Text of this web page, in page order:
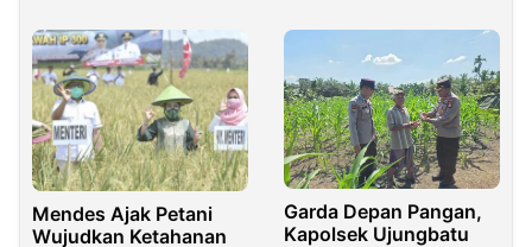
Mendes Ajak Petani
Wujudkan Ketahanan
Garda Depan Pangan,
Kapolsek Ujungbatu